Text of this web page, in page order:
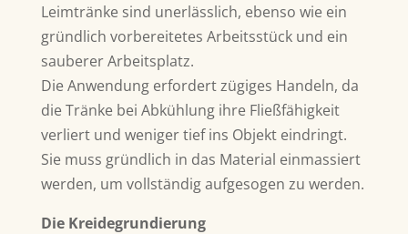
Leimtränke sind unerlässlich, ebenso wie ein
gründlich vorbereitetes Arbeitsstück und ein
sauberer Arbeitsplatz.
Die Anwendung erfordert zügiges Handeln, da
die Tränke bei Abkühlung ihre Fließfähigkeit
verliert und weniger tief ins Objekt eindringt.
Sie muss gründlich in das Material einmassiert
werden, um vollständig aufgesogen zu werden.
Die Kreidegrundierung